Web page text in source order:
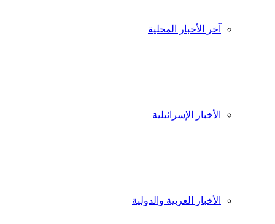
آخر الأخبار المحلية
الأخبار الإسرائيلية
الأخبار العربية والدولية